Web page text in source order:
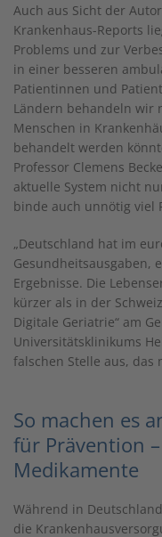
Auch aus Sicht der
Krankenhaus-Reports
Problems und zur
in einer besseren
Patientinnen und
Ländern behandeln wir
Menschen in
behandelt werden
Professor Clemens
aktuelle System nicht
binde auch unnötig viel
„Deutschland hat im
Gesundheitsausgaben,
Ergebnisse. Die
kürzer als in der
Digitale Geriatrie“ am
Universitätsklinikums
falschen Stelle aus, das
So machen es
für Prävention
Medikamente
Während in
die